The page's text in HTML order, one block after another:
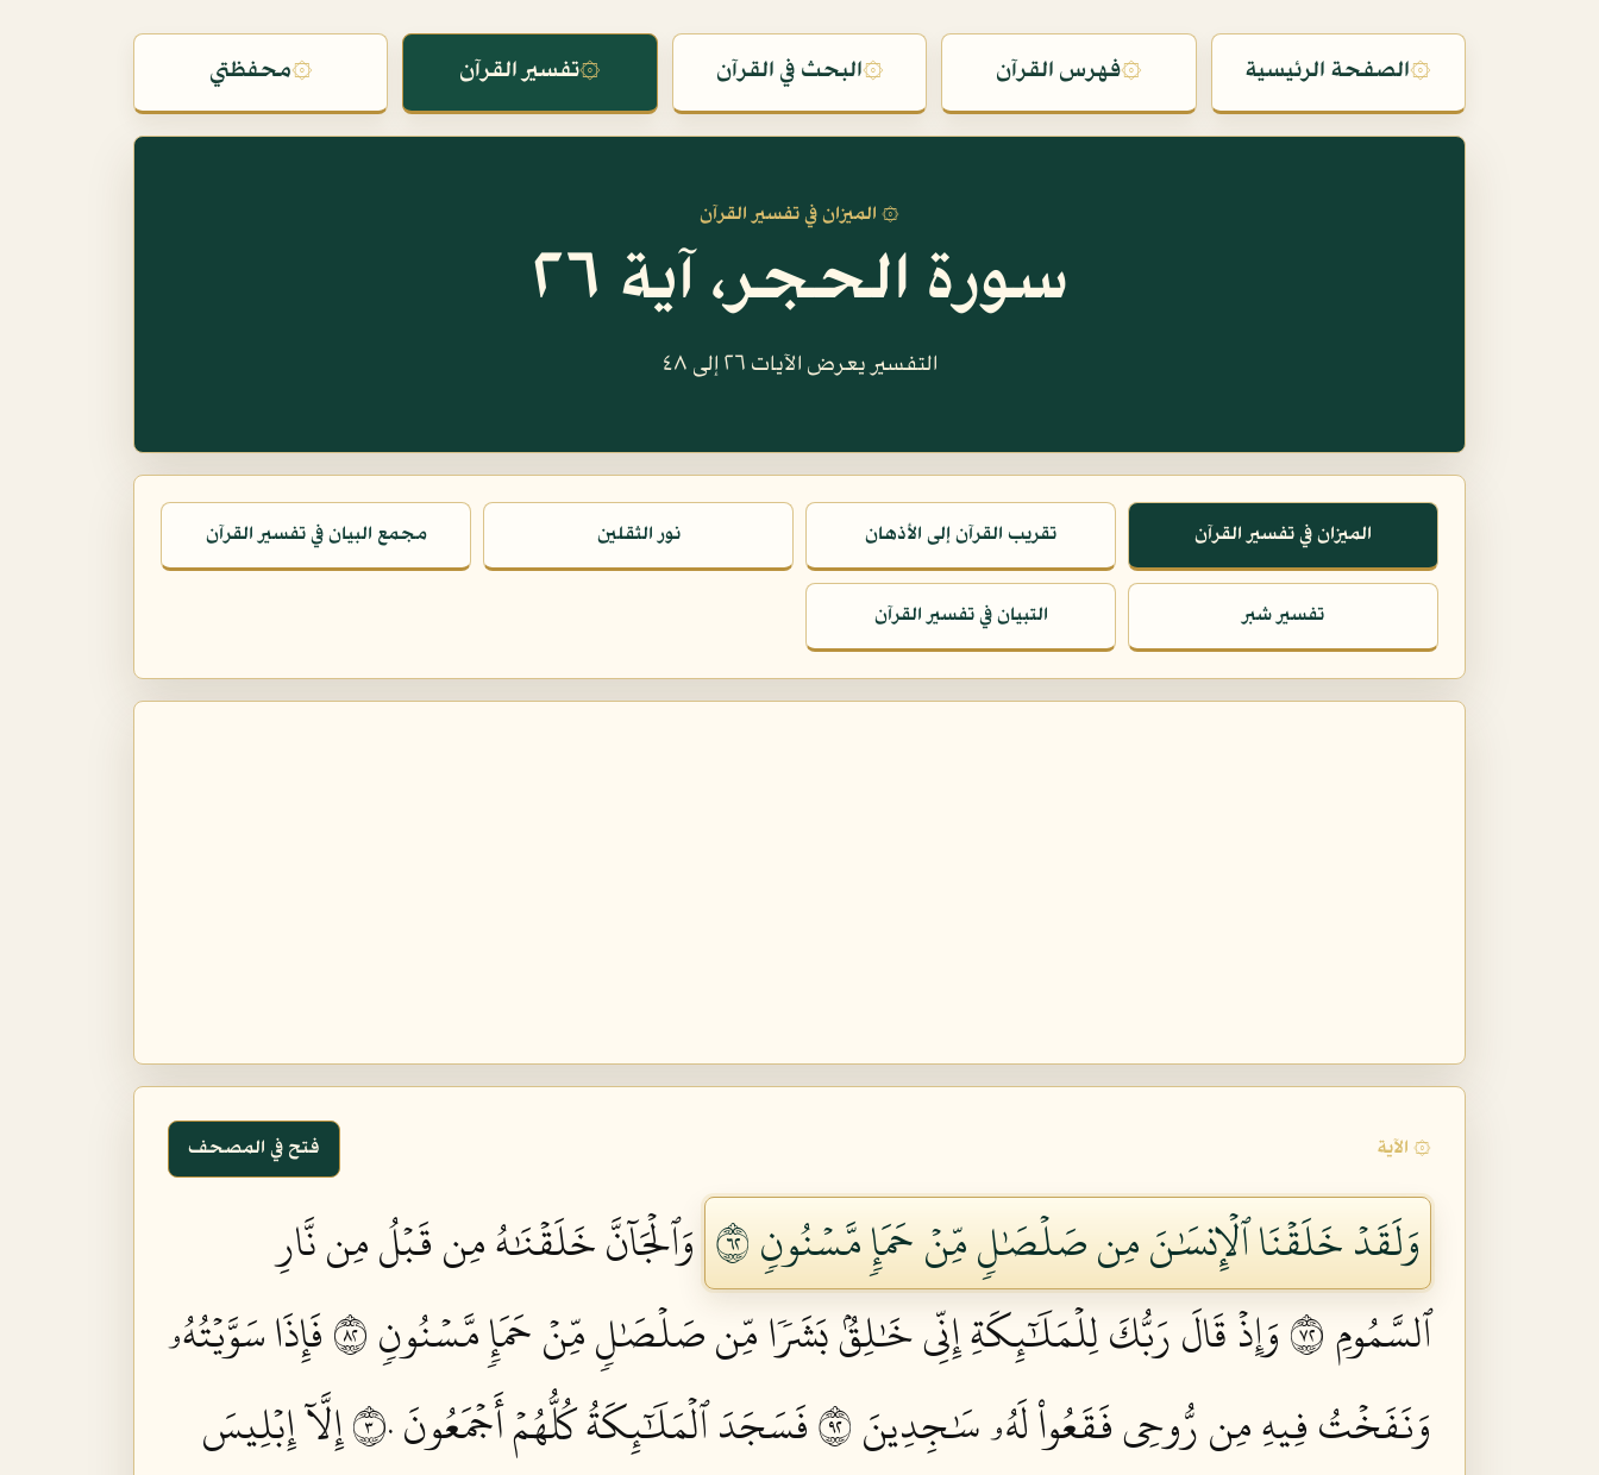
۞الصفحة الرئيسية ۞فهرس القرآن ۞البحث في القرآن ۞تفسير القرآن ۞محفظتي
۞ الميزان في تفسير القرآن
سورة الحجر، آية ٢٦
التفسير يعرض الآيات ٢٦ إلى ٤٨
الميزان في تفسير القرآن تقريب القرآن إلى الأذهان نور الثقلين مجمع البيان في تفسير القرآن
تفسير شبر التبيان في تفسير القرآن
۞ الآية فتح في المصحف
وَلَقَدۡ خَلَقۡنَا ٱلۡإِنسَٰنَ مِن صَلۡصَٰلٖ مِّنۡ حَمَإٖ مَّسۡنُونٖ ٢٦
وَٱلۡجَآنَّ خَلَقۡنَٰهُ مِن قَبۡلُ مِن نَّارِ
ٱلسَّمُومِ ٢٧
وَإِذۡ قَالَ رَبُّكَ لِلۡمَلَٰٓئِكَةِ إِنِّي خَٰلِقُۢ بَشَرٗا مِّن صَلۡصَٰلٖ مِّنۡ حَمَإٖ مَّسۡنُونٖ ٢٨
فَإِذَا سَوَّيۡتُهُۥ
وَنَفَخۡتُ فِيهِ مِن رُّوحِي فَقَعُواْ لَهُۥ سَٰجِدِينَ ٢٩
فَسَجَدَ ٱلۡمَلَٰٓئِكَةُ كُلُّهُمۡ أَجۡمَعُونَ ٣٠
إِلَّآ إِبۡلِيسَ